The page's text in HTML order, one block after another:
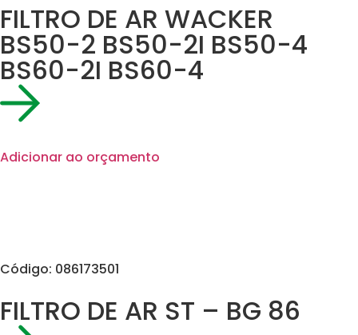
FILTRO DE AR WACKER
BS50-2 BS50-2I BS50-4
BS60-2I BS60-4
Adicionar ao orçamento
Código: 086173501
FILTRO DE AR ST – BG 86